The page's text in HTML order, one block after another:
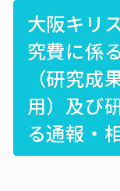
大阪キリ
究費に係
（研究成
用）及び
る通報・